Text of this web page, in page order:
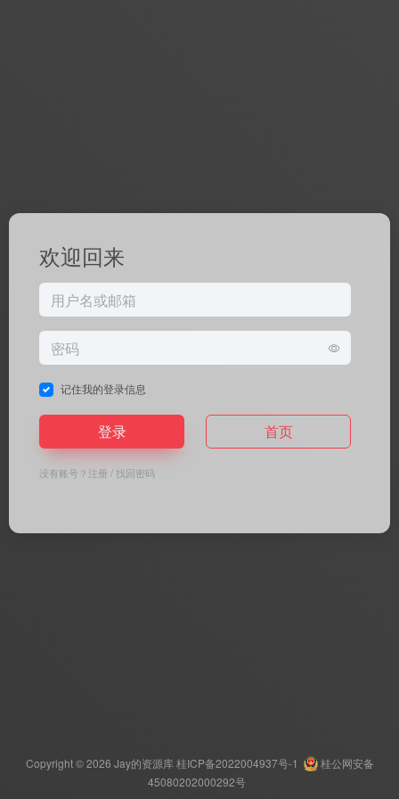
欢迎回来
记住我的登录信息
登录 首页
没有账号？ 注册 /找回密码
Copyright © 2026 Jay的资源库 桂ICP备2022004937号-1
桂公网安备
45080202000292号